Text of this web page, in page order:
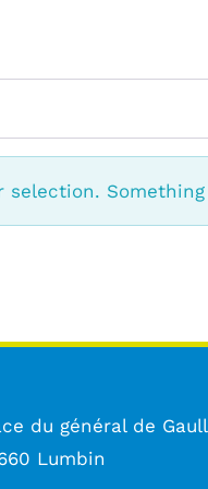
du général de
Lumbin